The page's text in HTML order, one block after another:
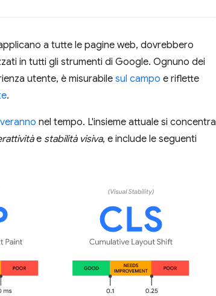
a tutte le pagine web, dovrebbero
in tutti gli strumenti di Google. Ognuno dei
utente, è misurabilesul campo e riflette
.
nel tempo. L'insieme attuale si concentra
e stabilità visiva, e include le seguenti